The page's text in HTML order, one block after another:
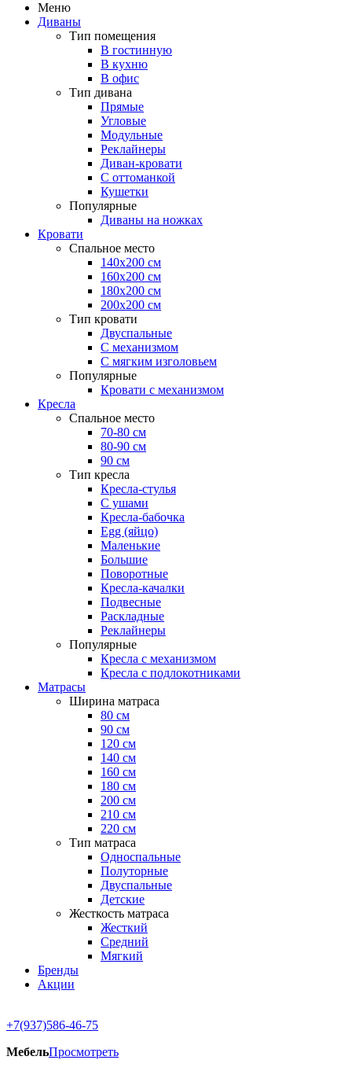
Меню
Диваны
Тип помещения
В гостинную
В кухню
В офис
Тип дивана
Прямые
Угловые
Модульные
Реклайнеры
Диван-кровати
С оттоманкой
Кушетки
Популярные
Диваны на ножках
Кровати
Спальное место
140х200 см
160х200 см
180х200 см
200х200 см
Тип кровати
Двуспальные
С механизмом
С мягким изголовьем
Популярные
Кровати с механизмом
Кресла
Спальное место
70-80 см
80-90 см
90 см
Тип кресла
Кресла-стулья
С ушами
Кресла-бабочка
Egg (яйцо)
Маленькие
Большие
Поворотные
Кресла-качалки
Подвесные
Раскладные
Реклайнеры
Популярные
Кресла с механизмом
Кресла с подлокотниками
Матрасы
Ширина матраса
80 см
90 см
120 см
140 см
160 см
180 см
200 см
210 см
220 см
Тип матраса
Односпальные
Полуторные
Двуспальные
Детские
Жесткость матраса
Жесткий
Средний
Мягкий
Бренды
Акции
+7(937)586-46-75
МебельПросмотреть